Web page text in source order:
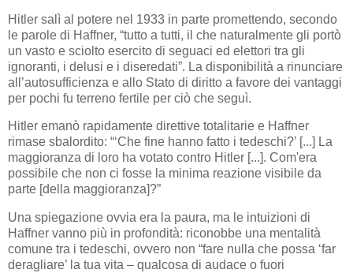
Hitler salì al potere nel 1933 in parte promettendo, secondo
le parole di Haffner, “tutto a tutti, il che naturalmente gli portò
un vasto e sciolto esercito di seguaci ed elettori tra gli
ignoranti, i delusi e i diseredati”. La disponibilità a rinunciare
all’autosufficienza e allo Stato di diritto a favore dei vantaggi
per pochi fu terreno fertile per ciò che seguì.
Hitler emanò rapidamente direttive totalitarie e Haffner
rimase sbalordito: “‘Che fine hanno fatto i tedeschi?’ [...] La
maggioranza di loro ha votato contro Hitler [...]. Com'era
possibile che non ci fosse la minima reazione visibile da
parte [della maggioranza]?”
Una spiegazione ovvia era la paura, ma le intuizioni di
Haffner vanno più in profondità: riconobbe una mentalità
comune tra i tedeschi, ovvero non “fare nulla che possa ‘far
deragliare’ la tua vita – qualcosa di audace o fuori